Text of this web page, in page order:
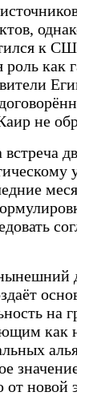
однако
к США с
как
Египта
не
двух
месяцы
основу
на
как на
значение в
от новой